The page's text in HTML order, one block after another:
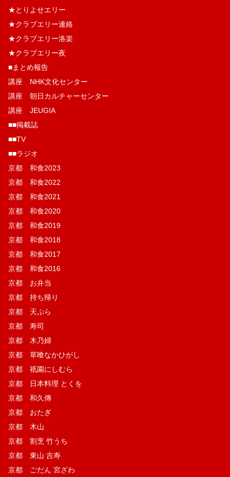
★とりよせエリー
★クラブエリー連絡
★クラブエリー洛楽
★クラブエリー夜
■まとめ報告
講座 NHK文化センター
講座 朝日カルチャーセンター
講座 JEUGIA
■■掲載誌
■■TV
■■ラジオ
京都 和食2023
京都 和食2022
京都 和食2021
京都 和食2020
京都 和食2019
京都 和食2018
京都 和食2017
京都 和食2016
京都 お弁当
京都 持ち帰り
京都 天ぷら
京都 寿司
京都 木乃婦
京都 草喰なかひがし
京都 祇園にしむら
京都 日本料理 とくを
京都 和久傳
京都 おたぎ
京都 木山
京都 割烹 竹うち
京都 東山 吉寿
京都 ごだん 宮ざわ